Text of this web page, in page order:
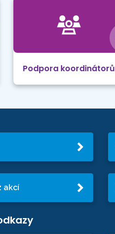
Podpora koordinátorů
akcí